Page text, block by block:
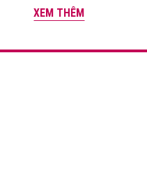
XEM THÊM